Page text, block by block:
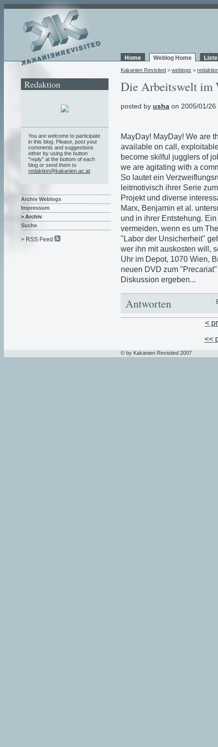
Home Weblog Home
Kakanien Revisited > weblogs >
Die Arbeitswelt im
posted by usha on 2005/01/26
MayDay! MayDay! We are
available on call,
become skilful jugglers of
we are agitating with a
So lautet ein
leitmotivisch ihrer Serie
Projekt und diverse
Marx, Benjamin et al.
und in ihrer Entstehung.
vermeiden, wenn es um
"Labor der Unsicherheit"
wer ihn mit auskosten will,
Uhr im Depot, 1070 Wien,
neuen DVD zum
Diskussion ergeben...
Antworten
<
<<
Redaktion
You are welcome to participate
in this blog. Please, post your
comments and suggestions
either by using the button
"reply" at the bottom of each
blog or send them to
redaktion@kakanien.ac.at
Archiv Weblogs
Impressum
> Archiv
Suche
> RSS Feed
© by Kakanien Revisited 2007